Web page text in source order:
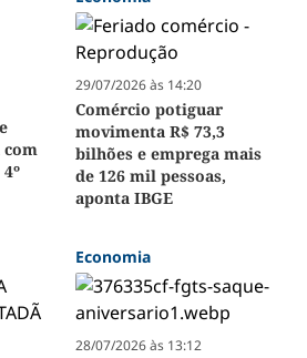
com
29/07/2026 às 14:20
Comércio potiguar
movimenta R$ 73,3
bilhões e emprega mais
de 126 mil pessoas,
aponta IBGE
Economia
28/07/2026 às 13:12